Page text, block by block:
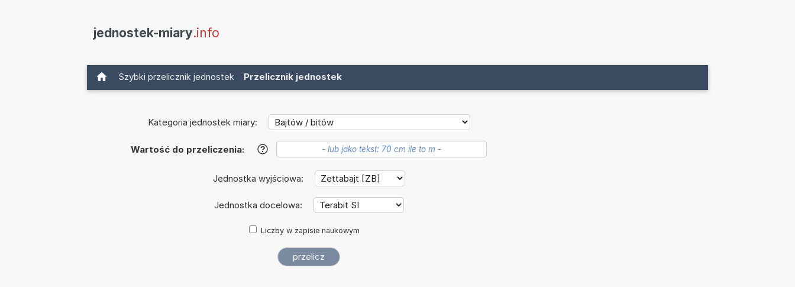
jednostek-miary.info
Szybki przelicznik jednostek Przelicznik jednostek
Kategoria jednostek miary:
Wartość do przeliczenia: ?
Jednostka wyjściowa:
Jednostka docelowa:
Liczby w zapisie naukowym